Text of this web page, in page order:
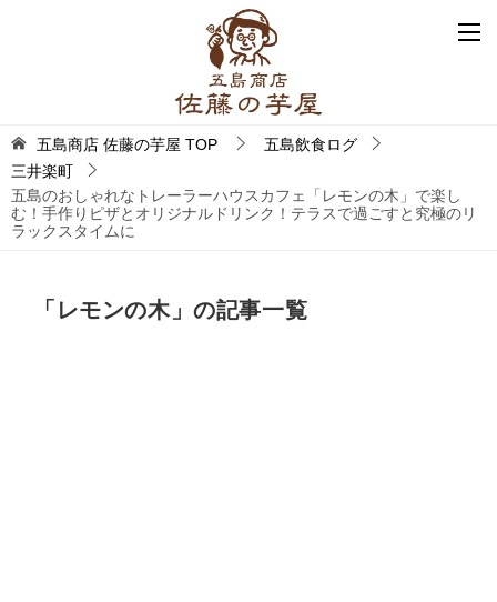
五島商店 佐藤の芋屋 TOP
五島飲食ログ
三井楽町
五島のおしゃれなトレーラーハウスカフェ「レモンの木」で楽し
む！手作りピザとオリジナルドリンク！テラスで過ごすと究極のリ
ラックスタイムに
「レモンの木」の記事一覧